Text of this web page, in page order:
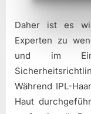
Daher ist es
Experten zu
und im
Während IPL-
Haut